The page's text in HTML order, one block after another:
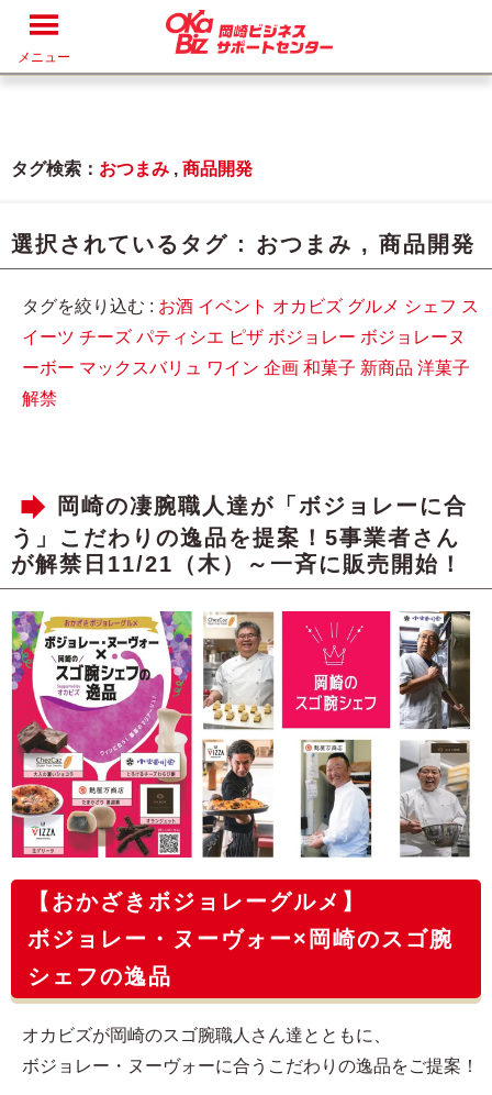
メニュー
タグ検索： おつまみ , 商品開発
選択されているタグ : おつまみ , 商品開発
タグを絞り込む : お酒 イベント オカビズ グルメ シェフ ス
イーツ チーズ パティシエ ピザ ボジョレー ボジョレーヌ
ーボー マックスバリュ ワイン 企画 和菓子 新商品 洋菓子
解禁
岡崎の凄腕職人達が「ボジョレーに合
う」こだわりの逸品を提案！5事業者さん
が解禁日11/21（木）～一斉に販売開始！
【おかざきボジョレーグルメ】
ボジョレー・ヌーヴォー×岡崎のスゴ腕
シェフの逸品
オカビズが岡崎のスゴ腕職人さん達とともに、
ボジョレー・ヌーヴォーに合うこだわりの逸品をご提案！